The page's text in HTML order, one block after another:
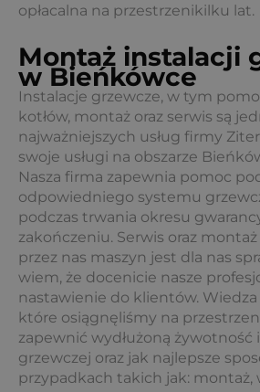
opłacalna na przestrzenikilku lat.
Montaż instalacji
w Bieńkówce
Instalacje grzewcze, w tym
kotłów, montaż oraz serwis są
najważniejszych usług firmy
swoje usługi na obszarze
Nasza firma zapewnia pomoc
odpowiedniego systemu
podczas trwania okresu
zakończeniu. Serwis oraz
przez nas maszyn jest dla nas
wiem, że docenicie nasze
nastawienie do klientów.
które osiągnęliśmy na
zapewnić wydłużoną żywotność
grzewczej oraz jak najlepsze
przypadkach takich jak: montaż,